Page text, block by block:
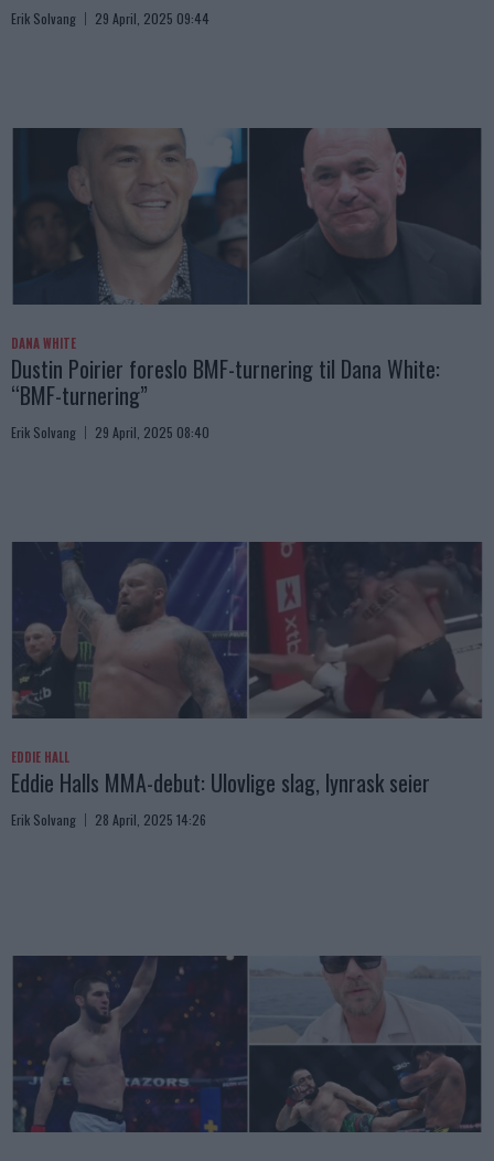
Erik Solvang 29 April, 2025 09:44
DANA WHITE
Dustin Poirier foreslo BMF-turnering til Dana White:
“BMF-turnering”
Erik Solvang 29 April, 2025 08:40
EDDIE HALL
Eddie Halls MMA-debut: Ulovlige slag, lynrask seier
Erik Solvang 28 April, 2025 14:26